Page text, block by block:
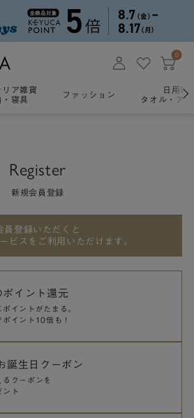
0
リア雑貨
・寝具
ファッション
日用雑
タオル・ア
Register
新規会員登録
員登録いただくと
ビスをご利用いただけます。
イント還元
イントがたまる。
ポイント10倍も！
誕生日クーポン
るクーポンを
ント